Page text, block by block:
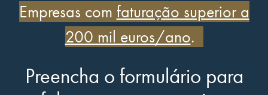
Empresas com faturação superior a
200 mil euros/ano.
Preencha o formulário para